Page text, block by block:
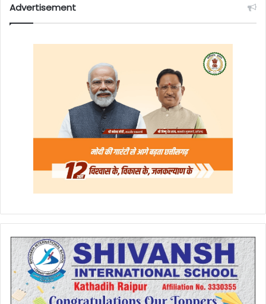
Advertisement